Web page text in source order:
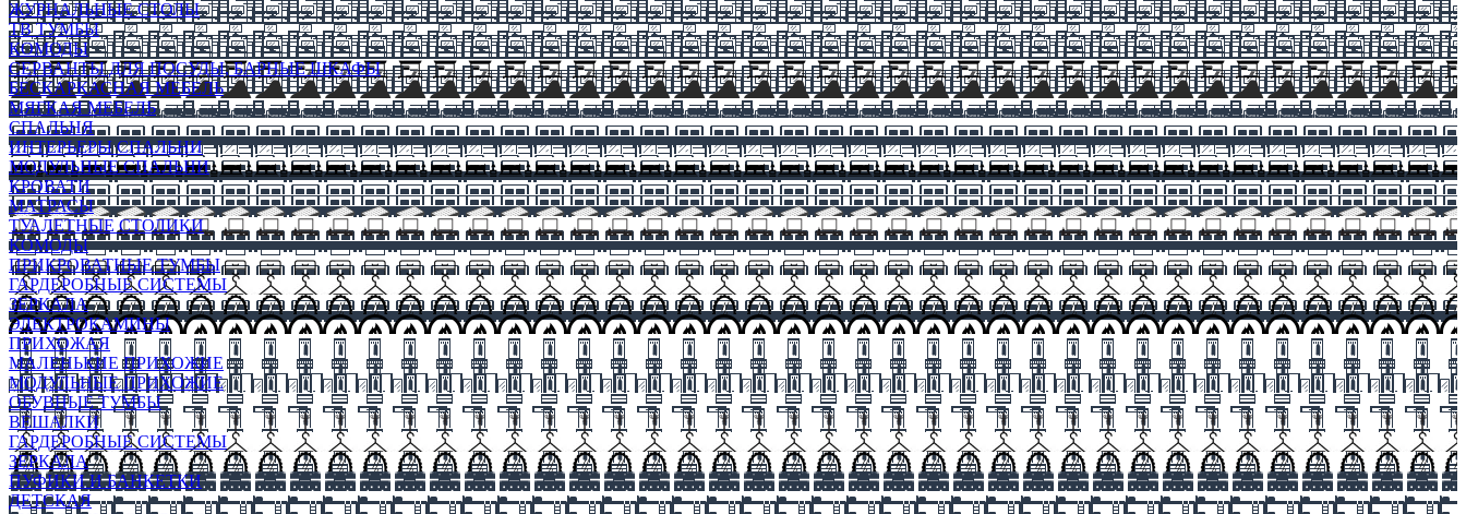
ЖУРНАЛЬНЫЕ СТОЛЫ
ТВ ТУМБЫ
КОМОДЫ
СЕРВАНТЫ ДЛЯ ПОСУДЫ, БАРНЫЕ ШКАФЫ
БЕСКАРКАСНАЯ МЕБЕЛЬ
МЯГКАЯ МЕБЕЛЬ
СПАЛЬНЯ
ИНТЕРЬЕРЫ СПАЛЬНИ
МОДУЛЬНЫЕ СПАЛЬНИ
КРОВАТИ
МАТРАСЫ
ТУАЛЕТНЫЕ СТОЛИКИ
КОМОДЫ
ПРИКРОВАТНЫЕ ТУМБЫ
ГАРДЕРОБНЫЕ СИСТЕМЫ
ЗЕРКАЛА
ЭЛЕКТРОКАМИНЫ
ПРИХОЖАЯ
МАЛЕНЬКИЕ ПРИХОЖИЕ
МОДУЛЬНЫЕ ПРИХОЖИЕ
ОБУВНЫЕ ТУМБЫ
ВЕШАЛКИ
ГАРДЕРОБНЫЕ СИСТЕМЫ
ЗЕРКАЛА
ПУФИКИ И БАНКЕТКИ
ДЕТСКАЯ